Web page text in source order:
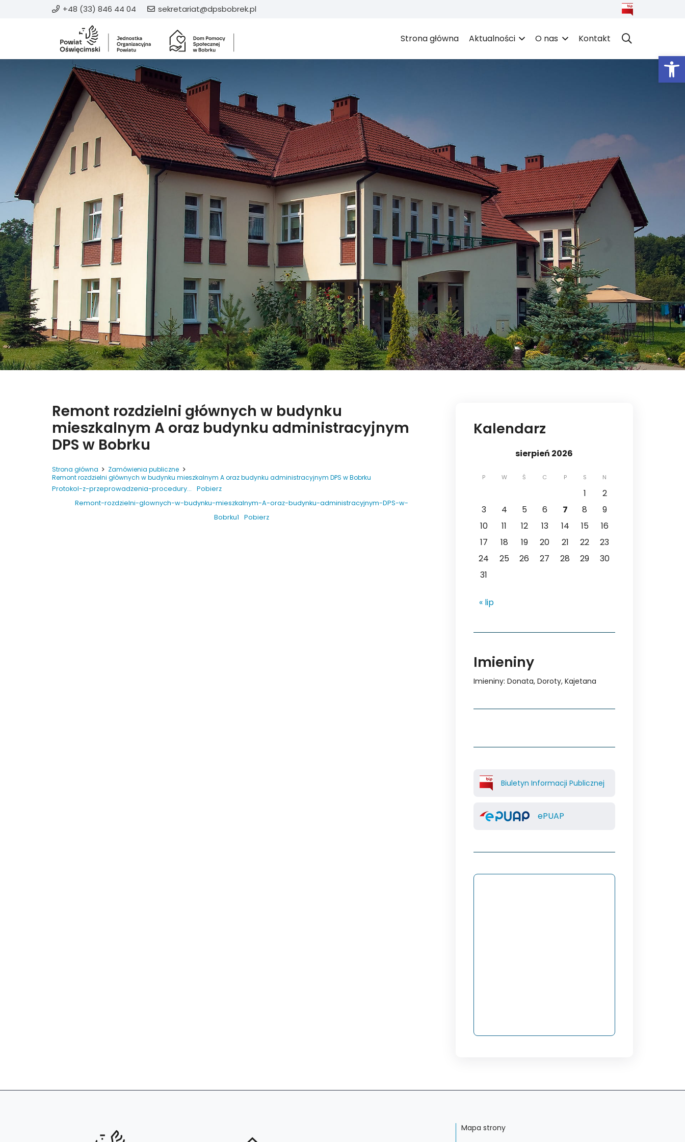
+48 (33) 846 44 04 sekretariat@dpsbobrek.pl
Strona główna Aktualności O nas Kontakt
Remont rozdzielni głównych w budynku
mieszkalnym A oraz budynku administracyjnym
DPS w Bobrku
Strona główna
Zamówienia publiczne
Remont rozdzielni głównych w budynku mieszkalnym A oraz budynku administracyjnym DPS w Bobrku
Protokol-z-przeprowadzenia-procedury…
Pobierz
Remont-rozdzielni-glownych-w-budynku-mieszkalnym-A-oraz-budynku-administracyjnym-DPS-w-
Bobrku1
Pobierz
Kalendarz
sierpień 2026
P W Ś C P S N
1
2
3
4 5 6 7 8
9
10
11 12 13 14 15
16
17
18 19 20 21 22
23
24
25 26 27 28 29
30
31
« lip
Imieniny
Imieniny: Donata, Doroty, Kajetana
Biuletyn Informacji Publicznej
ePUAP
Mapa strony